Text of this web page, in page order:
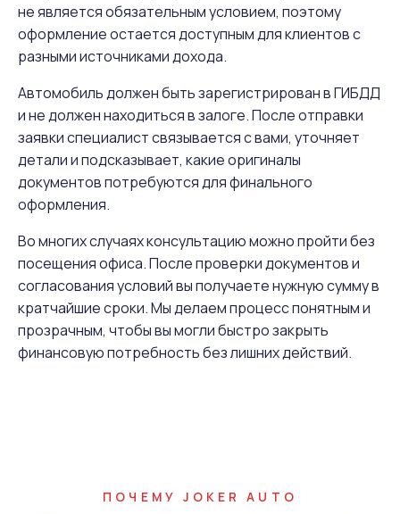
не является обязательным условием, поэтому
оформление остается доступным для клиентов с
разными источниками дохода.
Автомобиль должен быть зарегистрирован в ГИБДД
и не должен находиться в залоге. После отправки
заявки специалист связывается с вами, уточняет
детали и подсказывает, какие оригиналы
документов потребуются для финального
оформления.
Во многих случаях консультацию можно пройти без
посещения офиса. После проверки документов и
согласования условий вы получаете нужную сумму в
кратчайшие сроки. Мы делаем процесс понятным и
прозрачным, чтобы вы могли быстро закрыть
финансовую потребность без лишних действий.
ПОЧЕМУ JOKER AUTO